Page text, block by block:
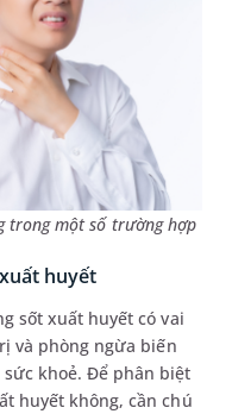
trong một số trường hợp
huyết
sốt xuất huyết có vai
và phòng ngừa biến
khoẻ. Để phân biệt
huyết không, cần chú